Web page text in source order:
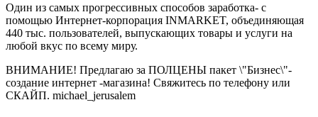
Один из самых прогрессивных способов заработка- с
помощью Интернет-корпорация INMARKET, объединяющая
440 тыс. пользователей, выпускающих товары и услуги на
любой вкус по всему миру.
ВНИМАНИЕ! Предлагаю за ПОЛЦЕНЫ пакет \"Бизнес\"-
cоздание интернет -магазина! Свяжитесь по телефону или
СКАЙП. michael_jerusalem